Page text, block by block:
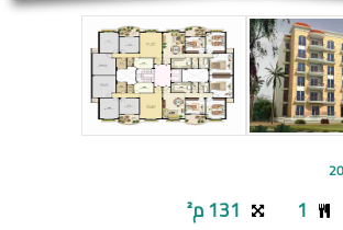
1 131 م²